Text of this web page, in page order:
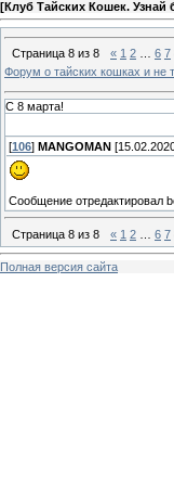
[Клуб Тайских Кошек. Узнай
Страница 8 из 8 « 1 2 6 7
Форум о тайских кошках и не
С 8 марта!
[106] MANGOMAN
Сообщение отредактировал
Страница 8 из 8 « 1 2 6 7
Полная версия сайта